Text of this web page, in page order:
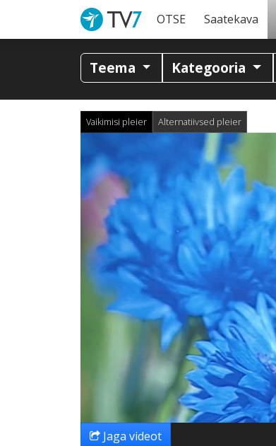
OTSE Saatekava
Teema Kategooria
Vaikimisi pleier Alternatiivsed pleier
Jaga videot